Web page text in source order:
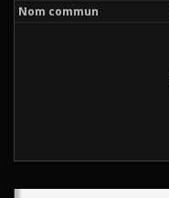
Nom commun